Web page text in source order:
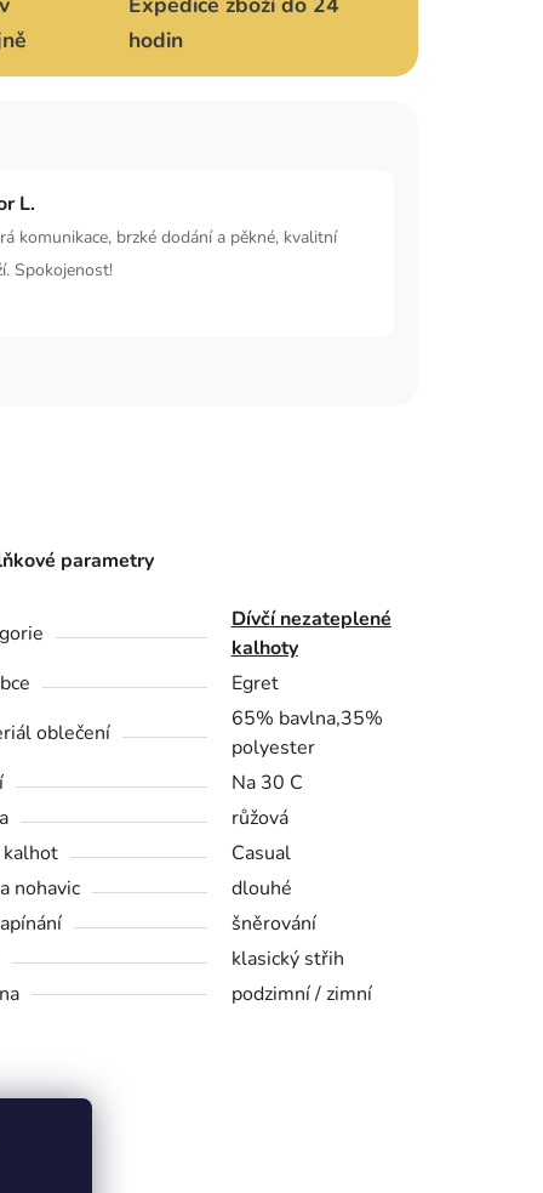
hodin
L.
komunikace, brzké dodání a pěkné, kvalitní
Spokojenost!
parametry
Dívčí nezateplené
kalhoty
Egret
oblečení
65% bavlna,35%
polyester
Na 30 C
růžová
Casual
nohavic
dlouhé
šněrování
klasický střih
podzimní / zimní